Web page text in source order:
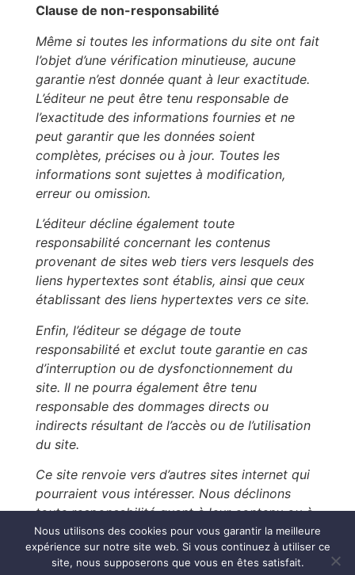
Clause de non-responsabilité
Même si toutes les informations du site ont fait
l’objet d’une vérification minutieuse, aucune
garantie n’est donnée quant à leur exactitude.
L’éditeur ne peut être tenu responsable de
l’exactitude des informations fournies et ne
peut garantir que les données soient
complètes, précises ou à jour. Toutes les
informations sont sujettes à modification,
erreur ou omission.
L’éditeur décline également toute
responsabilité concernant les contenus
provenant de sites web tiers vers lesquels des
liens hypertextes sont établis, ainsi que ceux
établissant des liens hypertextes vers ce site.
Enfin, l’éditeur se dégage de toute
responsabilité et exclut toute garantie en cas
d’interruption ou de dysfonctionnement du
site. Il ne pourra également être tenu
responsable des dommages directs ou
indirects résultant de l’accès ou de l’utilisation
du site.
Ce site renvoie vers d’autres sites internet qui
pourraient vous intéresser. Nous déclinons
toute responsabilité quant à leur contenu ou à
leur respect du RGPD.
Nous utilisons des cookies pour vous garantir la meilleure
expérience sur notre site web. Si vous continuez à utiliser ce
site, nous supposerons que vous en êtes satisfait.